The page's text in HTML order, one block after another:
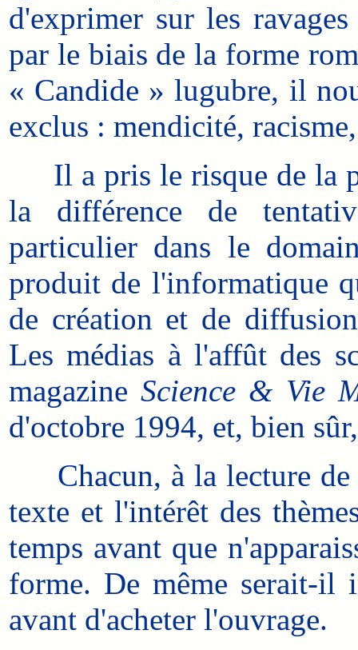
d'exprimer sur les
par le biais de la forme
« Candide » lugubre, il
exclus : mendicité,
Il a pris le risque de la
la différence de
particulier dans le
produit de l'informatique
de création et de
Les médias à l'affût des
magazineScience & Vie
d'octobre 1994, et, bien
Chacun, à la lecture de
texte et l'intérêt des
temps avant que
forme. De même serait-il
avant d'acheter l'ouvrage.